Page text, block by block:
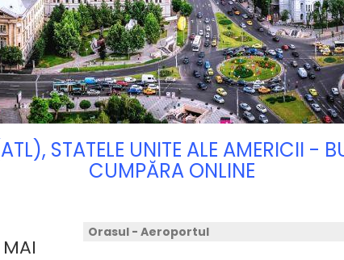
STATELE UNITE ALE AMERICII -
CUMPĂRA ONLINE
Orasul - Aeroportul
MAI